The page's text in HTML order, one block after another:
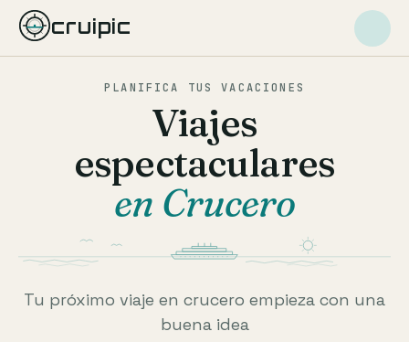
cruipic
PLANIFICA TUS VACACIONES
Viajes
espectaculares
en Crucero
Tu próximo viaje en crucero empieza con una
buena idea